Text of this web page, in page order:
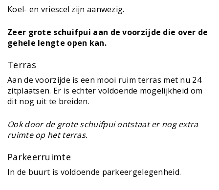
Koel- en vriescel zijn aanwezig.
Zeer grote schuifpui aan de voorzijde die over de
gehele lengte open kan.
Terras
Aan de voorzijde is een mooi ruim terras met nu 24
zitplaatsen. Er is echter voldoende mogelijkheid om
dit nog uit te breiden.
Ook door de grote schuifpui ontstaat er nog extra
ruimte op het terras.
Parkeerruimte
In de buurt is voldoende parkeergelegenheid.